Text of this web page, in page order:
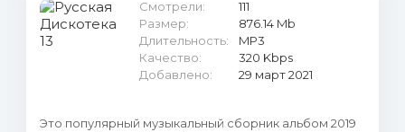
Смотрели:
111
Размер:
876.14 Mb
Длительность:
MP3
Качество:
320 Kbps
Добавлено:
29 март 2021
Это популярный музыкальный сборник альбом 2019